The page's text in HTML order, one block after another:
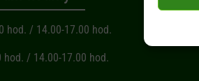
hod. / 14.00-17.00 hod.
/ 14.00-17.00 hod.